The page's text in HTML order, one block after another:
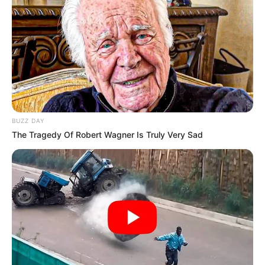
© Shutterstock
Em outro tópico posterior, a cantora respondeu a uma conta de fã
perguntando porque eles deveriam mudar seu nome e Doja
respondeu: "apenas exclua a conta inteira e repense tudo, nunca é
tarde demais". Em reação às suas palavras combativas, suas
contas de fãs populares foram excluídas.
Depois, um fã pediu a rapper
os ama, e ela retrucou: "Não sei porque nem conheço vocês [sic]".
Alguém respondeu a esse tópico e disse: "não a conhecemos, mas
a apoiamos nos bons e maus momentos. Lembre-se de que você
não seria NADA sem nós. Você estaria trabalhando em uma
mercearia fazendo músicas em [ ] banda de garagem..." e Doja
respondeu: "ninguém te forçou, não sei por que você está falando
comigo como se fosse minha mãe [] você parece uma pessoa
louca".
BUZZ DAY
The Tragedy Of Robert Wagner Is Truly Very Sad